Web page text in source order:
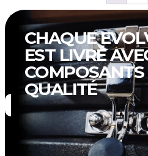
CHAQUE
EST LIVRÉ
QUALITÉ